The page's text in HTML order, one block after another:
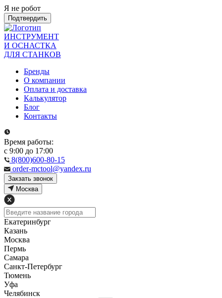
Я не робот
Подтвердить
ИНСТРУМЕНТ
И ОСНАСТКА
ДЛЯ СТАНКОВ
Бренды
О компании
Оплата и доставка
Калькулятор
Блог
Контакты
Время работы:
с 9:00 до 17:00
8(800)600-80-15
order-mctool@yandex.ru
Закзать звонок
Москва
Екатеринбург
Казань
Москва
Пермь
Самара
Санкт-Петербург
Тюмень
Уфа
Челябинск